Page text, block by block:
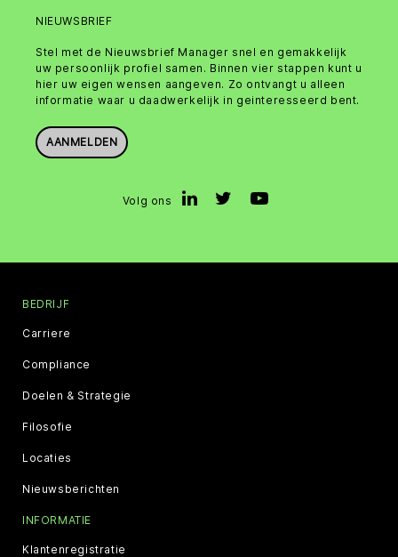
NIEUWSBRIEF
Stel met de Nieuwsbrief Manager snel en gemakkelijk
uw persoonlijk profiel samen. Binnen vier stappen kunt u
hier uw eigen wensen aangeven. Zo ontvangt u alleen
informatie waar u daadwerkelijk in geinteresseerd bent.
AANMELDEN
Volg ons
BEDRIJF
Carriere
Compliance
Doelen & Strategie
Filosofie
Locaties
Nieuwsberichten
INFORMATIE
Klantenregistratie